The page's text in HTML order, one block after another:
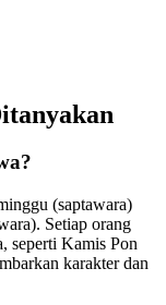
(saptawara)
Setiap orang
seperti Kamis Pon
karakter dan